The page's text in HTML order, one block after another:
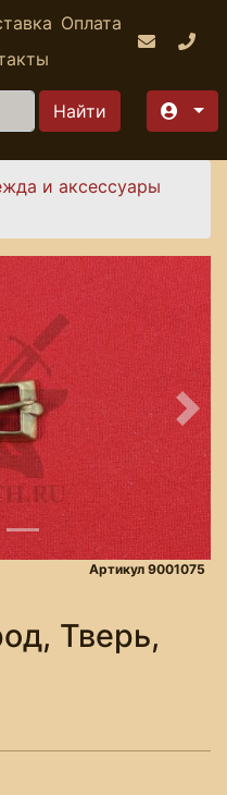
Оплата
и аксессуары
Артикул 9001075
Тверь,